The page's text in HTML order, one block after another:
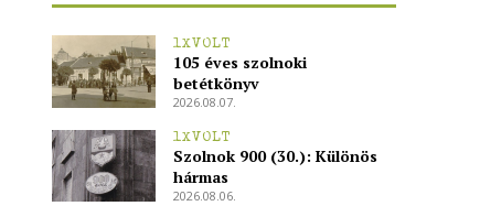
1XVOLT
105 éves szolnoki
betétkönyv
2026.08.07.
1XVOLT
Szolnok 900 (30.): Különös
hármas
2026.08.06.